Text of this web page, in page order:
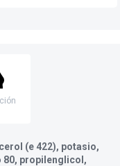
(e 422), potasio,
80, propilenglicol,